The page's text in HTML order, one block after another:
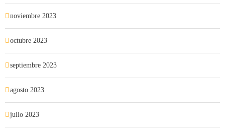
noviembre 2023
octubre 2023
septiembre 2023
agosto 2023
julio 2023